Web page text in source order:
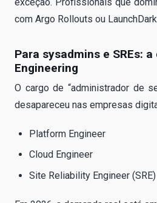
com Argo Rollouts ou
Para sysadmins e SREs:
Engineering
O cargo de “administrador de
desapareceu nas empresas
Platform Engineer
Cloud Engineer
Site Reliability Engineer (SRE)